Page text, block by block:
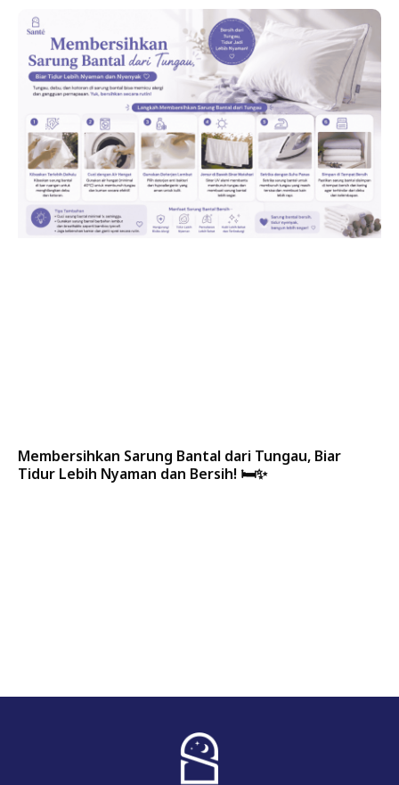
Membersihkan Sarung Bantal dari Tungau, Biar
Tidur Lebih Nyaman dan Bersih! 🛏️✨